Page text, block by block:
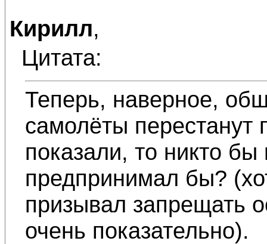
Кирилл,
Цитата:
Теперь, наверное,
самолёты
показали, то никто
предпринимал бы?
призывал запрещать
очень показательно).